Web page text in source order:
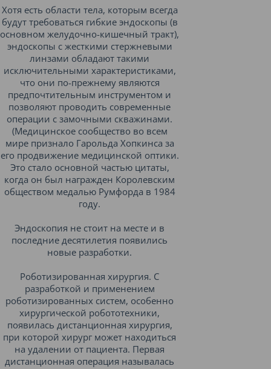
Хотя есть области тела, которым всегда
будут требоваться гибкие эндоскопы (в
основном желудочно-кишечный тракт),
эндоскопы с жесткими стержневыми
линзами обладают такими
исключительными характеристиками,
что они по-прежнему являются
предпочтительным инструментом и
позволяют проводить современные
операции с замочными скважинами.
(Медицинское сообщество во всем
мире признало Гарольда Хопкинса за
его продвижение медицинской оптики.
Это стало основной частью цитаты,
когда он был награжден Королевским
обществом медалью Румфорда в 1984
году.
Эндоскопия не стоит на месте и в
последние десятилетия появились
новые разработки.
Роботизированная хирургия. С
разработкой и применением
роботизированных систем, особенно
хирургической робототехники,
появилась дистанционная хирургия,
при которой хирург может находиться
на удалении от пациента. Первая
дистанционная операция называлась